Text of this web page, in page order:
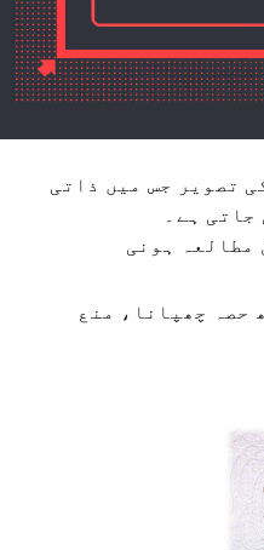
تصویر جس میں ذاتی
ہے۔
مطالعہ ہونی
حصہ چھپانا، منع